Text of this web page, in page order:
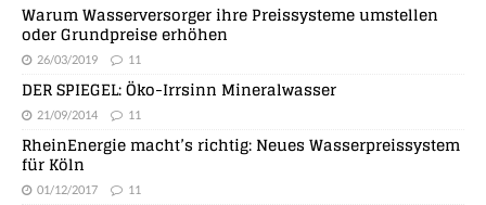
Warum Wasserversorger ihre Preissysteme umstellen
oder Grundpreise erhöhen
26/03/2019 11
DER SPIEGEL: Öko-Irrsinn Mineralwasser
21/09/2014 11
RheinEnergie macht’s richtig: Neues Wasserpreissystem
für Köln
01/12/2017 11